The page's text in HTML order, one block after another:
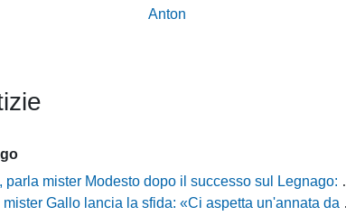
Anton
Modesto dopo il successo sul Legnago: "Buona tenuta nervosa, ma dobbiamo migliorare"
lancia la sfida: «Ci aspetta un'annata da protagonisti in B, ma qui nessuno ha il posto fisso»